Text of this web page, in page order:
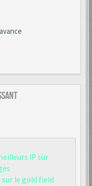
IP sur
le gold field